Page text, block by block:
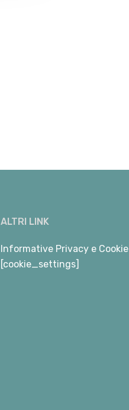
ALTRI LINK
Informative Privacy e Cookie
[cookie_settings]